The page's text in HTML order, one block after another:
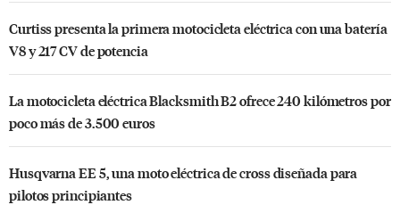
Curtiss presenta la primera motocicleta eléctrica con una batería
V8 y 217 CV de potencia
La motocicleta eléctrica Blacksmith B2 ofrece 240 kilómetros por
poco más de 3.500 euros
Husqvarna EE 5, una moto eléctrica de cross diseñada para
pilotos principiantes